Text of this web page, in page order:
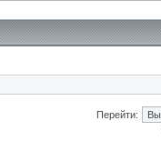
Перейти: